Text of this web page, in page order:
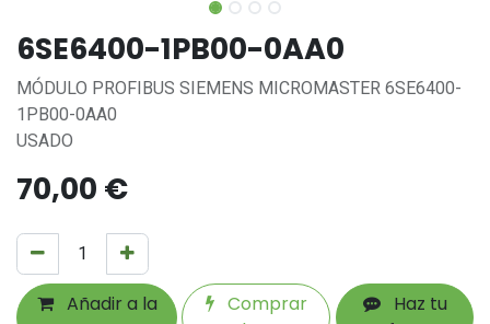
6SE6400-1PB00-0AA0
MÓDULO PROFIBUS SIEMENS MICROMASTER 6SE6400-
1PB00-0AA0
USADO
70,00 €
Añadir a la
Comprar
Haz tu